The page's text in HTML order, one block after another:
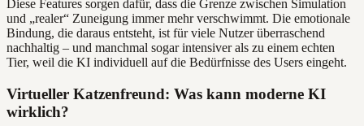
Diese Features sorgen dafür, dass die Grenze zwischen Simulation
und „realer“ Zuneigung immer mehr verschwimmt. Die emotionale
Bindung, die daraus entsteht, ist für viele Nutzer überraschend
nachhaltig – und manchmal sogar intensiver als zu einem echten
Tier, weil die KI individuell auf die Bedürfnisse des Users eingeht.
Virtueller Katzenfreund: Was kann moderne KI
wirklich?